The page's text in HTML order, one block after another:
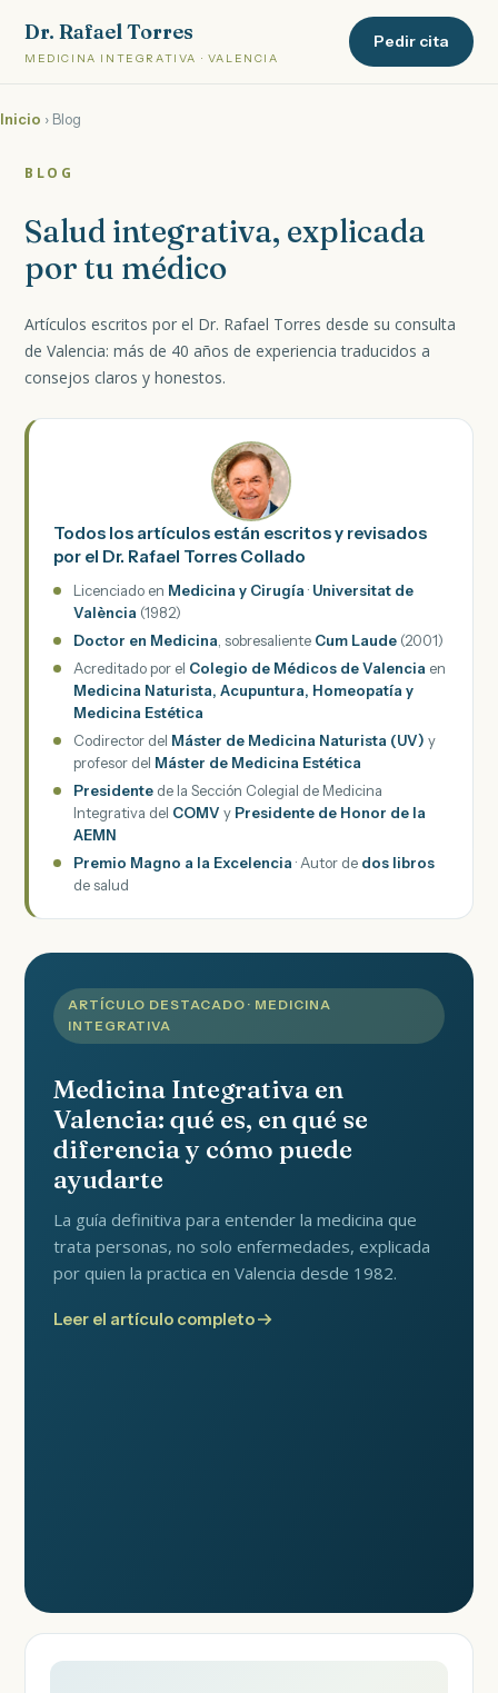
Dr. Rafael Torres
MEDICINA INTEGRATIVA · VALENCIA
Pedir cita
Inicio › Blog
BLOG
Salud integrativa, explicada
por tu médico
Artículos escritos por el Dr. Rafael Torres desde su consulta
de Valencia: más de 40 años de experiencia traducidos a
consejos claros y honestos.
Todos los artículos están escritos y revisados
por el Dr. Rafael Torres Collado
Licenciado en Medicina y Cirugía · Universitat de
València (1982)
Doctor en Medicina , sobresaliente Cum Laude (2001)
Acreditado por el Colegio de Médicos de Valencia en
Medicina Naturista, Acupuntura, Homeopatía y
Medicina Estética
Codirector del Máster de Medicina Naturista (UV) y
profesor del Máster de Medicina Estética
Presidente de la Sección Colegial de Medicina
Integrativa del COMV y Presidente de Honor de la
AEMN
Premio Magno a la Excelencia · Autor de dos libros
de salud
ARTÍCULO DESTACADO · MEDICINA
INTEGRATIVA
Medicina Integrativa en
Valencia: qué es, en qué se
diferencia y cómo puede
ayudarte
La guía definitiva para entender la medicina que
trata personas, no solo enfermedades, explicada
por quien la practica en Valencia desde 1982.
Leer el artículo completo